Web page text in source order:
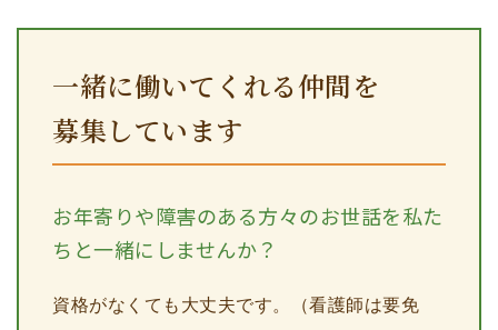
一緒に働いてくれる仲間を
募集しています
お年寄りや障害のある方々のお世話を私た
ちと一緒にしませんか？
資格がなくても大丈夫です。（看護師は要免